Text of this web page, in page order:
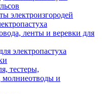
электроизгородей
ленты и веревки для
электропастуха
тестеры,
молниеотводы и